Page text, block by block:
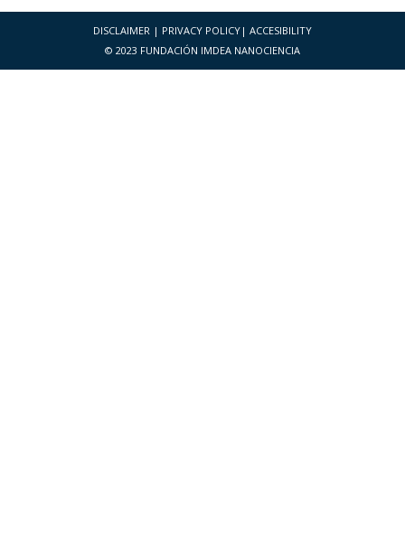
DISCLAIMER | PRIVACY POLICY | ACCESIBILITY
© 2023 FUNDACIÓN IMDEA NANOCIENCIA